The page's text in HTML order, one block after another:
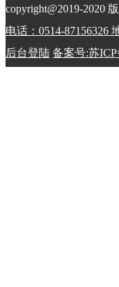
copyright@2019-2020
电话：0514-87156326
后台登陆 备案号:苏ICP